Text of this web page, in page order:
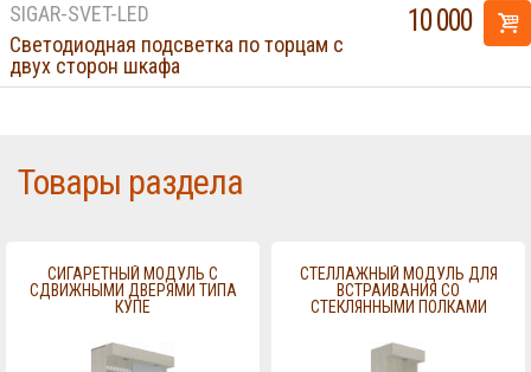
SIGAR-SVET-LED
Светодиодная подсветка по торцам с
двух сторон шкафа
10 000
Товары раздела
СИГАРЕТНЫЙ МОДУЛЬ С
СДВИЖНЫМИ ДВЕРЯМИ ТИПА
КУПЕ
СТЕЛЛАЖНЫЙ МОДУЛЬ ДЛЯ
ВСТРАИВАНИЯ СО
СТЕКЛЯННЫМИ ПОЛКАМИ